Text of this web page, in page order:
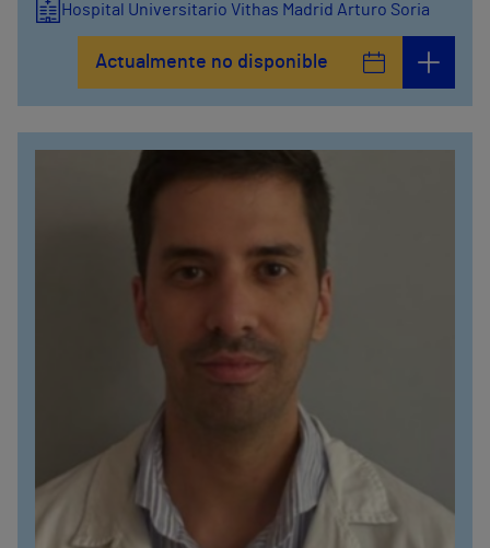
Hospital Universitario Vithas Madrid Arturo Soria
Actualmente no disponible